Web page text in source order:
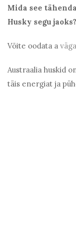
Mida see
Husky segu jaoks?
Võite oodata a
Austraalia huskid
täis energiat ja